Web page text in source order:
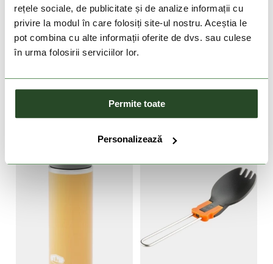
rețele sociale, de publicitate și de analize informații cu
privire la modul în care folosiți site-ul nostru. Aceștia le
pot combina cu alte informații oferite de dvs. sau culese
în urma folosirii serviciilor lor.
Permite toate
Personalizează
GSI
Top
219 Lei
Top
219 Lei